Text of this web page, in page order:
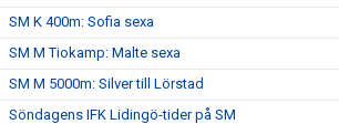
SM K 400m: Sofia sexa
SM M Tiokamp: Malte sexa
SM M 5000m: Silver till Lörstad
Söndagens IFK Lidingö-tider på SM